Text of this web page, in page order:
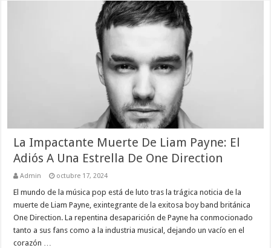
La Impactante Muerte De Liam Payne: El
Adiós A Una Estrella De One Direction
Admin octubre 17, 2024
El mundo de la música pop está de luto tras la trágica noticia de la
muerte de Liam Payne, exintegrante de la exitosa boy band británica
One Direction. La repentina desaparición de Payne ha conmocionado
tanto a sus fans como a la industria musical, dejando un vacío en el
corazón …